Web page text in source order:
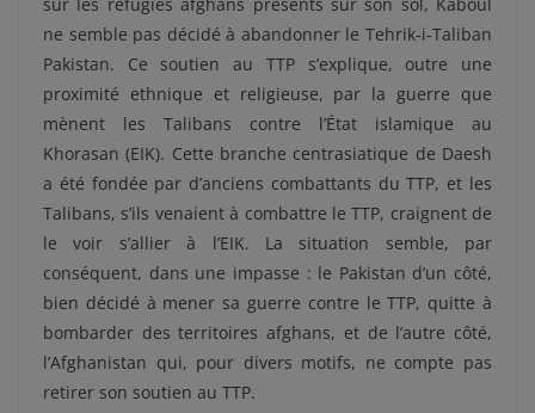
sur les réfugiés afghans présents sur son sol, Kaboul
ne semble pas décidé à abandonner le Tehrik-i-Taliban
Pakistan. Ce soutien au TTP s’explique, outre une
proximité ethnique et religieuse, par la guerre que
mènent les Talibans contre l’État islamique au
Khorasan (EIK). Cette branche centrasiatique de Daesh
a été fondée par d’anciens combattants du TTP, et les
Talibans, s’ils venaient à combattre le TTP, craignent de
le voir s’allier à l’EIK. La situation semble, par
conséquent, dans une impasse : le Pakistan d’un côté,
bien décidé à mener sa guerre contre le TTP, quitte à
bombarder des territoires afghans, et de l’autre côté,
l’Afghanistan qui, pour divers motifs, ne compte pas
retirer son soutien au TTP.